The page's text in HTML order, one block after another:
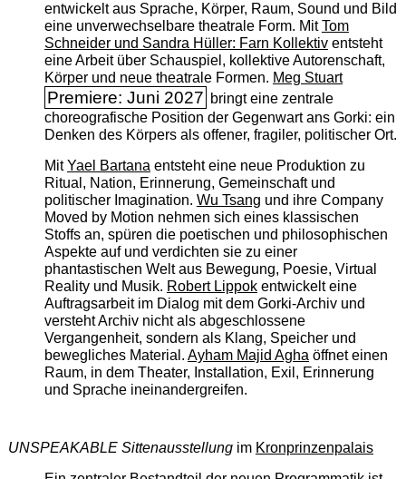
entwickelt aus Sprache, Körper, Raum, Sound und Bild
eine unverwechselbare theatrale Form. MitTom
Schneider und Sandra Hüller: Farn Kollektiventsteht
eine Arbeit über Schauspiel, kollektive Autorenschaft,
Körper und neue theatrale Formen. Meg Stuart
Premiere: Juni 2027 bringt eine zentrale
choreografische Position der Gegenwart ans Gorki: ein
Denken des Körpers als offener, fragiler, politischer Ort.
MitYael Bartanaentsteht eine neue Produktion zu
Ritual, Nation, Erinnerung, Gemeinschaft und
politischer Imagination. Wu Tsang und ihre Company
Moved by Motion nehmen sich eines klassischen
Stoffs an, spüren die poetischen und philosophischen
Aspekte auf und verdichten sie zu einer
phantastischen Welt aus Bewegung, Poesie, Virtual
Reality und Musik. Robert Lippokentwickelt eine
Auftragsarbeit im Dialog mit dem Gorki-Archiv und
versteht Archiv nicht als abgeschlossene
Vergangenheit, sondern als Klang, Speicher und
bewegliches Material. Ayham Majid Aghaöffnet einen
Raum, in dem Theater, Installation, Exil, Erinnerung
und Sprache ineinandergreifen.
UNSPEAKABLE Sittenausstellungim Kronprinzenpalais